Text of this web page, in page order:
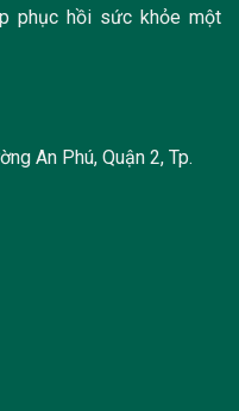
phục hồi sức khỏe một
An Phú, Quận 2, Tp.